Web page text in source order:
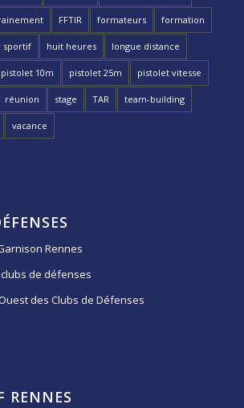
FFTIR formateurs formation
sportif huit heures longue distance
pistolet 10m pistolet 25m pistolet vitesse
réunion stage TAR team-building
vacance
Rennes
de défenses
des Clubs de Défenses
RENNES